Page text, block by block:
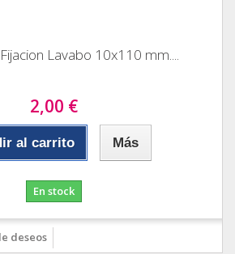
Lavabo 10x110 mm....
2,00 €
al carrito Más
En stock
deseos